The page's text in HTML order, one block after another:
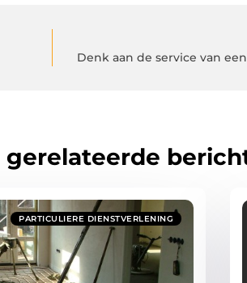
Denk aan de service van
gerelateerde
PARTICULIERE DIENSTVERLENING